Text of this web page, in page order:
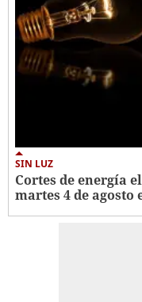
SIN LUZ
Cortes de energía
martes 4 de agosto